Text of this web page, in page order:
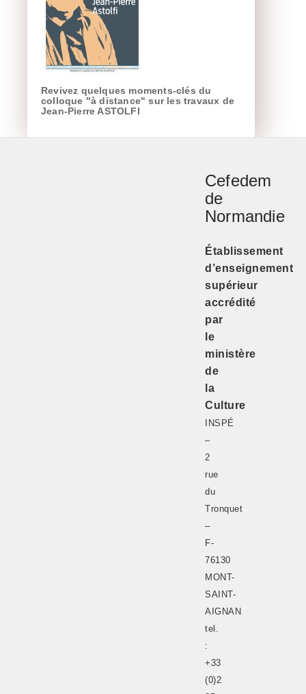
Revivez quelques moments-clés du
colloque "à distance" sur les travaux de
Jean-Pierre ASTOLFI
Cefedem
de
Normandie
Établissement
d’enseignement
supérieur
accrédité
par
le
ministère
de
la
Culture
INSPÉ
–
2
rue
du
Tronquet
–
F-
76130
MONT-
SAINT-
AIGNAN
tel.
:
+33
(0)2